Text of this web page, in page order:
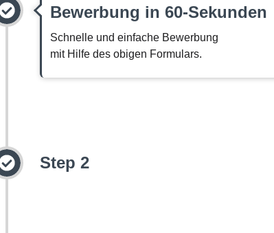
Bewerbung in 60-Sekunden
Schnelle und einfache Bewerbung
mit Hilfe des obigen Formulars.
Step 2